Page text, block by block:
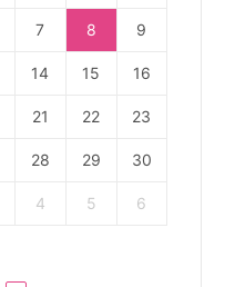
7 8 9
14 15 16
21 22 23
28 29 30
4 5 6